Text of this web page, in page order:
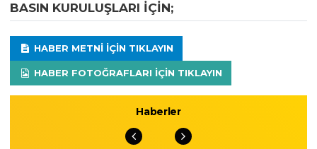
BASIN KURULUŞLARI IÇIN;
HABER METNI IÇIN TIKLAYIN
HABER FOTOĞRAFLARI IÇIN TIKLAYIN
Haberler